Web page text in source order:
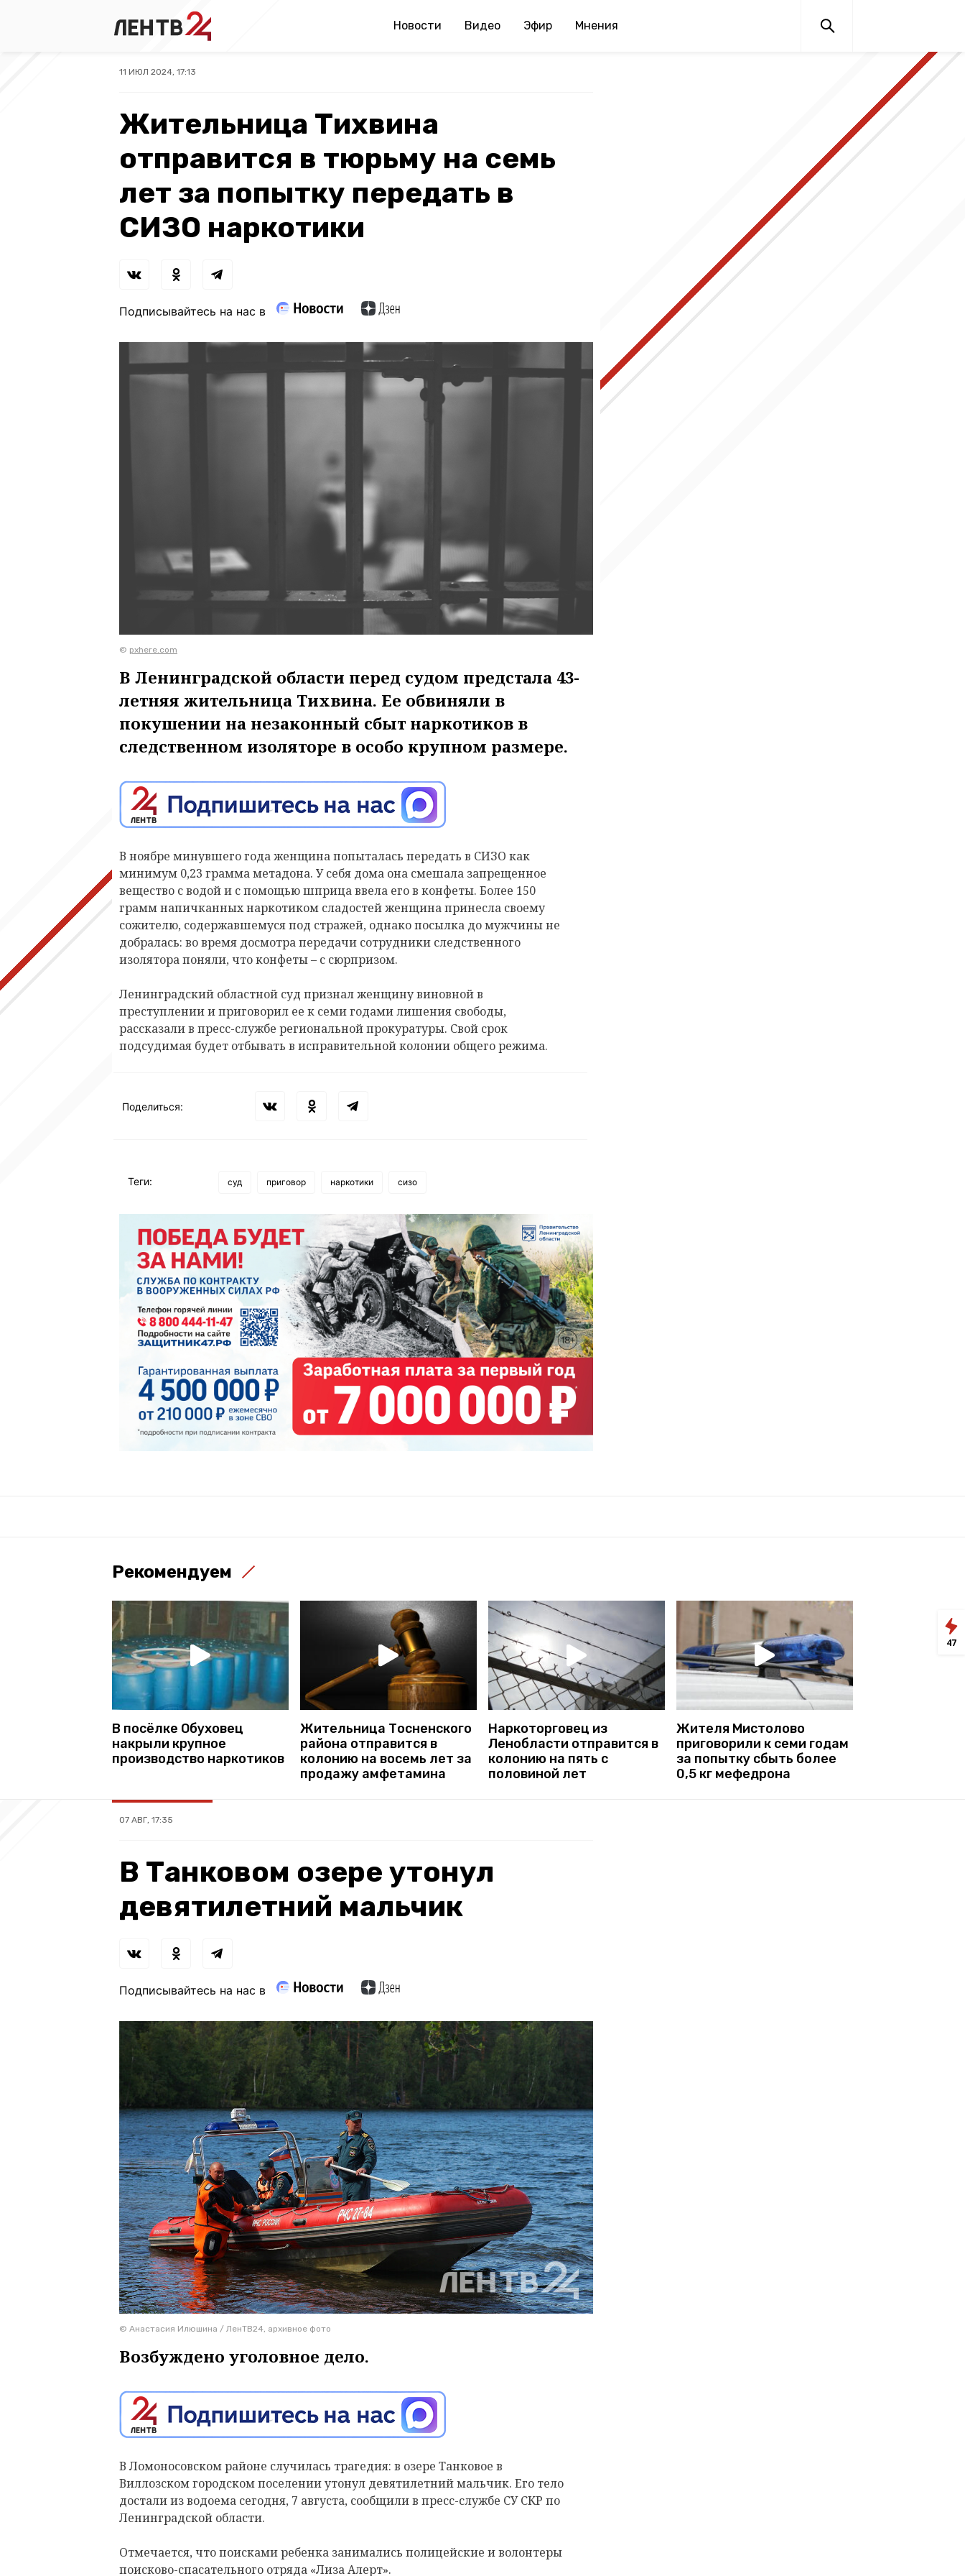
Новости Видео Эфир Мнения
11 ИЮЛ 2024, 17:13
Жительница Тихвина
отправится в тюрьму на семь
лет за попытку передать в
СИЗО наркотики
Подписывайтесь на нас в
© pxhere.com
В Ленинградской области перед судом предстала 43-
летняя жительница Тихвина. Ее обвиняли в
покушении на незаконный сбыт наркотиков в
следственном изоляторе в особо крупном размере.
В ноябре минувшего года женщина попыталась передать в СИЗО как
минимум 0,23 грамма метадона. У себя дома она смешала запрещенное
вещество с водой и с помощью шприца ввела его в конфеты. Более 150
грамм напичканных наркотиком сладостей женщина принесла своему
сожителю, содержавшемуся под стражей, однако посылка до мужчины не
добралась: во время досмотра передачи сотрудники следственного
изолятора поняли, что конфеты – с сюрпризом.
Ленинградский областной суд признал женщину виновной в
преступлении и приговорил ее к семи годами лишения свободы,
рассказали в пресс-службе региональной прокуратуры. Свой срок
подсудимая будет отбывать в исправительной колонии общего режима.
Поделиться:
Теги: суд приговор наркотики сизо
Рекомендуем
В посёлке Обуховец
накрыли крупное
производство наркотиков
Жительница Тосненского
района отправится в
колонию на восемь лет за
продажу амфетамина
Наркоторговец из
Ленобласти отправится в
колонию на пять с
половиной лет
Жителя Мистолово
приговорили к семи годам
за попытку сбыть более
0,5 кг мефедрона
07 АВГ, 17:35
В Танковом озере утонул
девятилетний мальчик
Подписывайтесь на нас в
© Анастасия Илюшина / ЛенТВ24, архивное фото
Возбуждено уголовное дело.
В Ломоносовском районе случилась трагедия: в озере Танковое в
Виллозском городском поселении утонул девятилетний мальчик. Его тело
достали из водоема сегодня, 7 августа, сообщили в пресс-службе СУ СКР по
Ленинградской области.
Отмечается, что поисками ребенка занимались полицейские и волонтеры
поисково-спасательного отряда «Лиза Алерт».
47